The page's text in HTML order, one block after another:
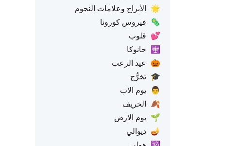
🌟 الأبراج وعلامات النجوم
🦠 فيروس كورونا
💕 قلوب
🕎
حانوكا
🎃
عيد الرعب
🎓 تخرُّج
👨
يوم الاب
🍂 الخريف
🌱 يوم الارض
🪔 ديوالي